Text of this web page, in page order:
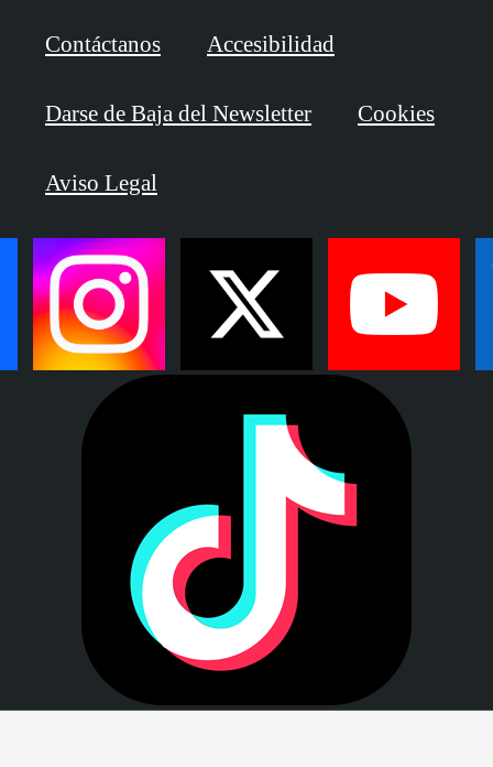
Contáctanos Accesibilidad
Darse de Baja del Newsletter Cookies
Aviso Legal